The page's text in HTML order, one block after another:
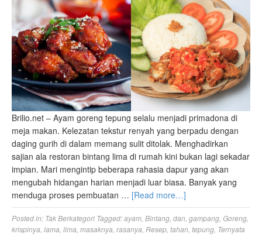
Brilio.net – Ayam goreng tepung selalu menjadi primadona di
meja makan. Kelezatan tekstur renyah yang berpadu dengan
daging gurih di dalam memang sulit ditolak. Menghadirkan
sajian ala restoran bintang lima di rumah kini bukan lagi sekadar
impian. Mari mengintip beberapa rahasia dapur yang akan
mengubah hidangan harian menjadi luar biasa. Banyak yang
menduga proses pembuatan … [Read more…]
Posted in: Tak Berkategori Tagged:ayam Bintang dan gampang Goreng
krispinya lama lima masaknya rasanya Resep tahan tepung Ternyata